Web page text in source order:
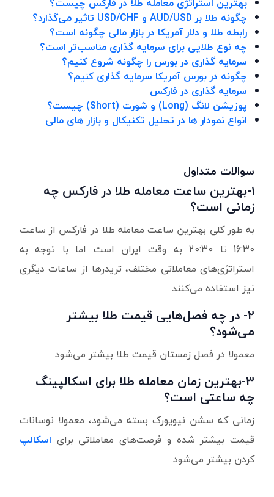
چگونه طلا برAUD/USD و USD/CHF تاثیر می‌گذارد؟
رابطه طلا و دلار آمریکا در بازار مالی چگونه است؟
چه نوع طلایی برای سرمایه گذاری مناسب‌تر است؟
سرمایه گذاری در بورس را چگونه شروع کنیم؟
چگونه در بورس آمریکا سرمایه گذاری کنیم؟
سرمایه گذاری در فارکس
پوزیشن لانگ (Long) و شورت (Short) چیست؟
انواع نمودار ها در تحلیل تکنیکال و بازار های مالی
سوالات متداول
۱-بهترین ساعت معامله طلا در فارکس چه
زمانی است؟
به طور کلی بهترین ساعت معامله طلا در فارکس از ساعت
16:30تا 20:30به وقت ایران است اما با توجه به
استراتژی‌های معاملاتی مختلف، تریدرها از ساعات دیگری
نیز استفاده می‌کنند.
۲- در چه فصل‌هایی قیمت طلا بیشتر
می‌شود؟
معمولا در فصل زمستان قیمت طلا بیشتر می‌شود.
۳-بهترین زمان معامله طلا برای اسکالپینگ
چه ساعتی است؟
زمانی که سشن نیویورک بسته می‌شود، معمولا نوسانات
قیمت بیشتر شده و فرصت‌های معاملاتی برای اسکالپ
کردن بیشتر می‌شود.